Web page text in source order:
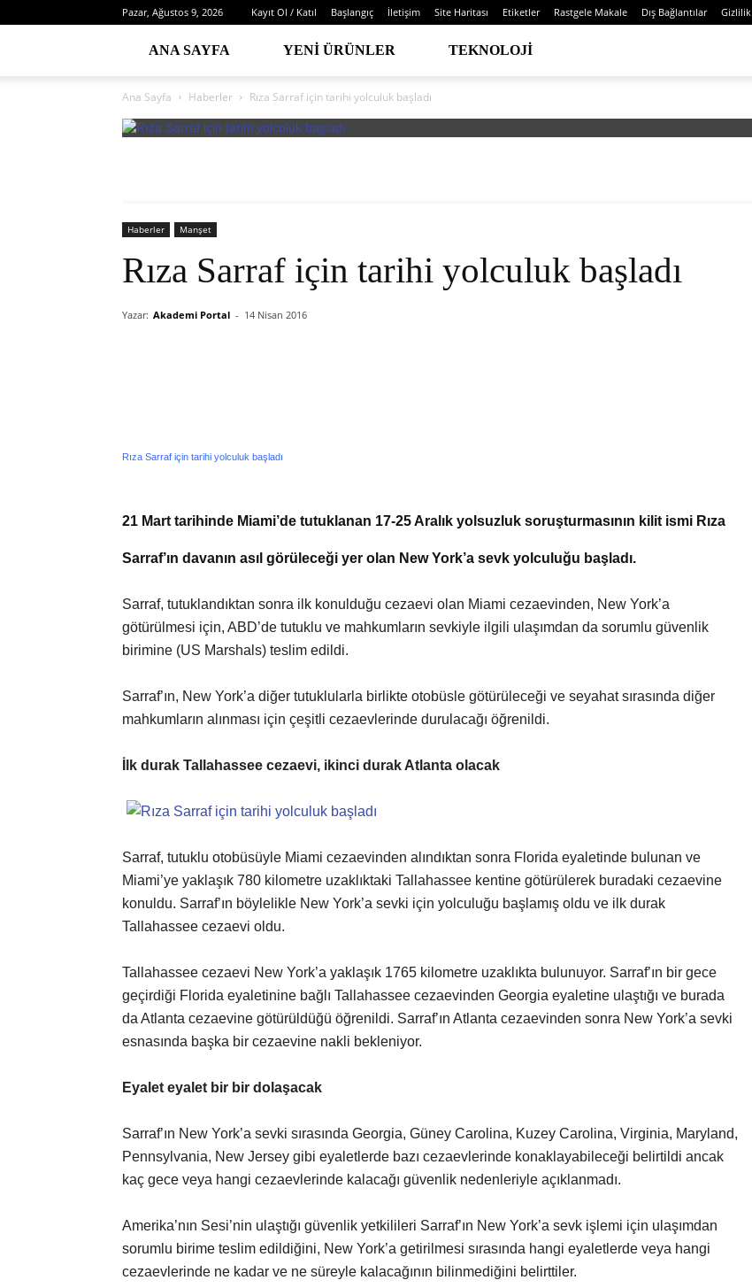
Pazar, Ağustos 9, 2026 Kayıt Ol / Katıl Başlangıç İletişim Site Haritası Etiketler Rastgele Makale Dış Bağlantılar Gizlilik
ANA SAYFA YENI ÜRÜNLER TEKNOLOJI
Ana Sayfa Haberler Rıza Sarraf için tarihi yolculuk başladı
Haberler Manşet
Rıza Sarraf için tarihi yolculuk başladı
Yazar: Akademi Portal - 14 Nisan 2016
Rıza Sarraf için tarihi yolculuk başladı
21 Mart tarihinde Miami’de tutuklanan 17-25 Aralık yolsuzluk soruşturmasının kilit ismi Rıza
Sarraf’ın davanın asıl görüleceği yer olan New York’a sevk yolculuğu başladı.
Sarraf, tutuklandıktan sonra ilk konulduğu cezaevi olan Miami cezaevinden, New York’a
götürülmesi için, ABD’de tutuklu ve mahkumların sevkiyle ilgili ulaşımdan da sorumlu güvenlik
birimine (US Marshals) teslim edildi.
Sarraf’ın, New York’a diğer tutuklularla birlikte otobüsle götürüleceği ve seyahat sırasında diğer
mahkumların alınması için çeşitli cezaevlerinde durulacağı öğrenildi.
İlk durak Tallahassee cezaevi, ikinci durak Atlanta olacak
Sarraf, tutuklu otobüsüyle Miami cezaevinden alındıktan sonra Florida eyaletinde bulunan ve
Miami’ye yaklaşık 780 kilometre uzaklıktaki Tallahassee kentine götürülerek buradaki cezaevine
konuldu. Sarraf’ın böylelikle New York’a sevki için yolculuğu başlamış oldu ve ilk durak
Tallahassee cezaevi oldu.
Tallahassee cezaevi New York’a yaklaşık 1765 kilometre uzaklıkta bulunuyor. Sarraf’ın bir gece
geçirdiği Florida eyaletinine bağlı Tallahassee cezaevinden Georgia eyaletine ulaştığı ve burada
da Atlanta cezaevine götürüldüğü öğrenildi. Sarraf’ın Atlanta cezaevinden sonra New York’a sevki
esnasında başka bir cezaevine nakli bekleniyor.
Eyalet eyalet bir bir dolaşacak
Sarraf’ın New York’a sevki sırasında Georgia, Güney Carolina, Kuzey Carolina, Virginia, Maryland,
Pennsylvania, New Jersey gibi eyaletlerde bazı cezaevlerinde konaklayabileceği belirtildi ancak
kaç gece veya hangi cezaevlerinde kalacağı güvenlik nedenleriyle açıklanmadı.
Amerika’nın Sesi’nin ulaştığı güvenlik yetkilileri Sarraf’ın New York’a sevk işlemi için ulaşımdan
sorumlu birime teslim edildiğini, New York’a getirilmesi sırasında hangi eyaletlerde veya hangi
cezaevlerinde ne kadar ve ne süreyle kalacağının bilinmediğini belirttiler.